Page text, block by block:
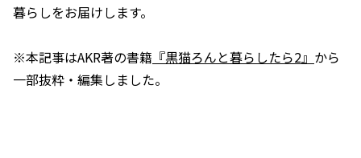
暮らしをお届けします。
※本記事はAKR著の書籍 『黒猫ろんと暮らしたら2』 から
一部抜粋・編集しました。